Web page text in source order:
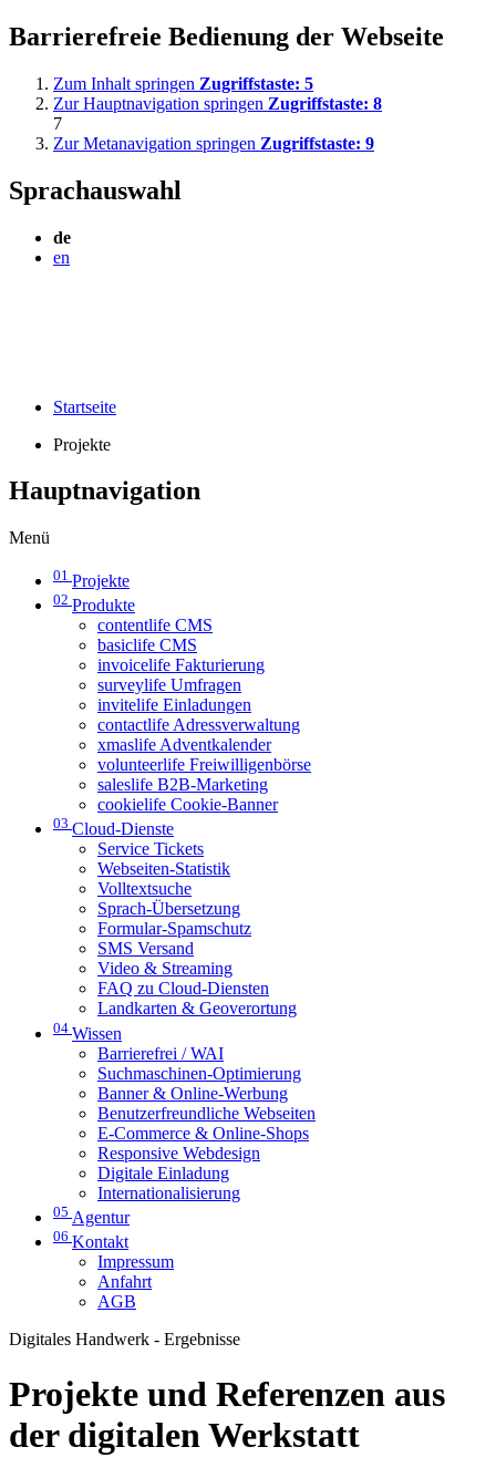
Barrierefreie Bedienung der Webseite
Zum Inhalt springen Zugriffstaste: 5
Zur Hauptnavigation springen Zugriffstaste: 8
7
Zur Metanavigation springen Zugriffstaste: 9
Sprachauswahl
de
en
Startseite
Projekte
Hauptnavigation
Menü
01 Projekte
02 Produkte
contentlife CMS
basiclife CMS
invoicelife Fakturierung
surveylife Umfragen
invitelife Einladungen
contactlife Adressverwaltung
xmaslife Adventkalender
volunteerlife Freiwilligenbörse
saleslife B2B-Marketing
cookielife Cookie-Banner
03 Cloud-Dienste
Service Tickets
Webseiten-Statistik
Volltextsuche
Sprach-Übersetzung
Formular-Spamschutz
SMS Versand
Video & Streaming
FAQ zu Cloud-Diensten
Landkarten & Geoverortung
04 Wissen
Barrierefrei / WAI
Suchmaschinen-Optimierung
Banner & Online-Werbung
Benutzerfreundliche Webseiten
E-Commerce & Online-Shops
Responsive Webdesign
Digitale Einladung
Internationalisierung
05 Agentur
06 Kontakt
Impressum
Anfahrt
AGB
Digitales Handwerk - Ergebnisse
Projekte und Referenzen aus
der digitalen Werkstatt